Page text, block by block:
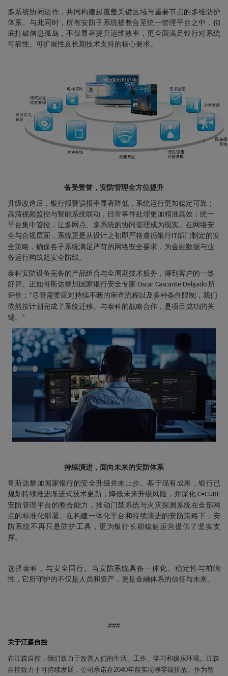
多系统协同运作，共同构建起覆盖关键区域与重要节点的多维防护
体系。与此同时，所有安防子系统被整合至统一管理平台之中，彻
底打破信息孤岛，不仅显著提升运维效率，更全面满足银行对系统
可靠性、可扩展性及长期技术支持的核心要求。
备受赞誉，安防管理全方位提升
升级改造后，银行报警误报率显著降低，系统运行更加稳定可靠；
高清视频监控与智能系统联动，日常事件处理更加精准高效；统一
平台集中管控，让多网点、多系统的协同管理成为现实。在网络安
全与合规层面，系统更是从设计之初即严格遵循银行IT部门制定的安
全策略，确保各子系统满足严苛的网络安全要求，为金融数据与业
务运行构筑起安全防线。
泰科安防设备完备的产品组合与全周期技术服务，得到客户的一致
好评。正如哥斯达黎加国家银行安全专家 Oscar Cascante Delgado 所
评价： “尽管需要应对持续不断的审查流程以及多种条件限制，我们
依然按计划完成了系统迁移。与泰科的战略合作，是项目成功的关
键。 ”
持续演进，面向未来的安防体系
哥斯达黎加国家银行的安全升级并未止步。基于现有成果，银行已
规划持续推进渐进式技术更新，降低未来升级风险，并深化C•CURE
安防管理平台的整合能力，推动门禁系统与火灾探测系统在全部网
点的标准化部署。在构建一体化平台和持续演进的安防策略下，安
防系统不再只是防护工具，更为银行长期稳健运营提供了坚实支
撑。
选择泰科，与安全同行。当安防系统具备一体化、稳定性与前瞻
性，它所守护的不仅是人员和资产，更是金融体系的信任与未来。
###
关于江森自控
在江森自控，我们致力于改善人们的生活、工作、学习和娱乐环境。江森
自控致力于可持续发展，公司承诺在2040年前实现净零碳排放。作为智